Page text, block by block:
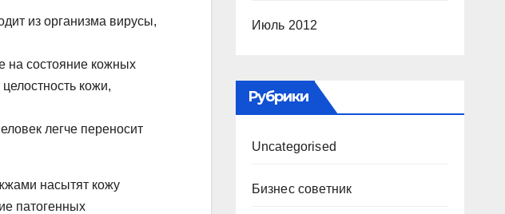
из организма вирусы,
на состояние кожных
кожи,
легче переносит
насытят кожу
патогенных
Июль 2012
Рубрики
Uncategorised
Бизнес советник